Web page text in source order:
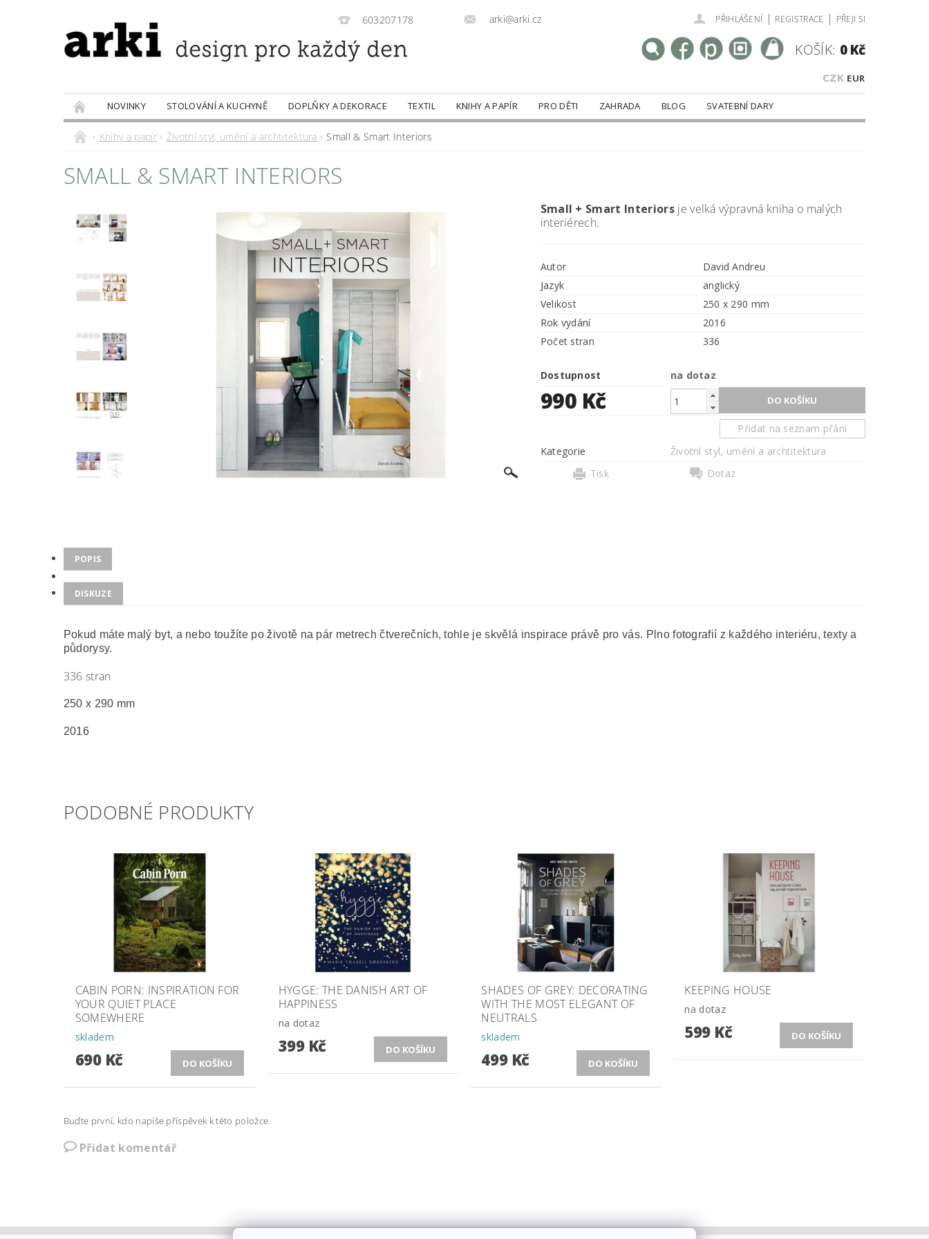
603207178 arki@arki.cz PŘIHLÁŠENÍ | REGISTRACE | PŘEJI SI
CZK EUR
KOŠÍK: 0 Kč
NOVINKY STOLOVÁNÍ A KUCHYNĚ DOPLŇKY A DEKORACE TEXTIL KNIHY A PAPÍR PRO DĚTI ZAHRADA BLOG
SVATEBNÍ DARY
PRODÁVANÉ ZNAČKY
DOBROTY
Knihy a papír Životní styl, umění a archtitektura Small & Smart Interiors
SMALL & SMART INTERIORS
Small + Smart Interiorsje velká výpravná kniha o malých
interiérech.
Autor
David Andreu
Jazyk
anglický
Velikost
250 x 290 mm
Rok vydání
2016
Počet stran
336
Dostupnost na dotaz
990 Kč
Přidat na seznam přání
Kategorie
Životní styl, umění a archtitektura
Tisk
Dotaz
POPIS
DISKUZE
Pokud máte malý byt, a nebo toužíte po životě na pár metrech čtverečních, tohle je skvělá inspirace právě pro vás. Plno fotografií z každého interiéru, texty a
půdorysy.
336 stran
250 x 290 mm
2016
PODOBNÉ PRODUKTY
CABIN PORN: INSPIRATION FOR
YOUR QUIET PLACE
SOMEWHERE
skladem
690 Kč
HYGGE: THE DANISH ART OF
HAPPINESS
na dotaz
399 Kč
SHADES OF GREY: DECORATING
WITH THE MOST ELEGANT OF
NEUTRALS
skladem
499 Kč
KEEPING HOUSE
na dotaz
599 Kč
Buďte první, kdo napíše příspěvek k této položce.
Přidat komentář